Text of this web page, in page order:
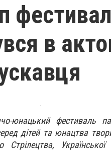
в
юнацький фестиваль
дітей та юнацтва
Української